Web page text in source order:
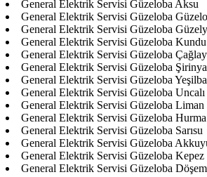
General Elektrik Servisi Güzeloba Aksu
General Elektrik Servisi Güzeloba
General Elektrik Servisi Güzeloba
General Elektrik Servisi Güzeloba Kundu
General Elektrik Servisi Güzeloba
General Elektrik Servisi Güzeloba
General Elektrik Servisi Güzeloba
General Elektrik Servisi Güzeloba Uncalı
General Elektrik Servisi Güzeloba Liman
General Elektrik Servisi Güzeloba Hurma
General Elektrik Servisi Güzeloba Sarısu
General Elektrik Servisi Güzeloba
General Elektrik Servisi Güzeloba Kepez
General Elektrik Servisi Güzeloba